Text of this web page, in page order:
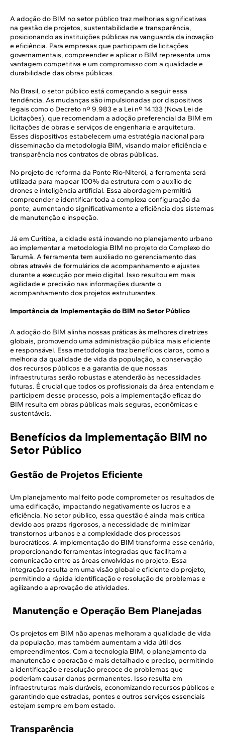
A adoção do BIM no setor público traz melhorias significativas
na gestão de projetos, sustentabilidade e transparência,
posicionando as instituições públicas na vanguarda da inovação
e eficiência. Para empresas que participam de licitações
governamentais, compreender e aplicar o BIM representa uma
vantagem competitiva e um compromisso com a qualidade e
durabilidade das obras públicas.
No Brasil, o setor público está começando a seguir essa
tendência. As mudanças são impulsionadas por dispositivos
legais como o Decreto nº 9.983 e a Lei nº 14.133 (Nova Lei de
Licitações), que recomendam a adoção preferencial da BIM em
licitações de obras e serviços de engenharia e arquitetura.
Esses dispositivos estabelecem uma estratégia nacional para
disseminação da metodologia BIM, visando maior eficiência e
transparência nos contratos de obras públicas.
No projeto de reforma da Ponte Rio-Niterói, a ferramenta será
utilizada para mapear 100% da estrutura com o auxílio de
drones e inteligência artificial. Essa abordagem permitirá
compreender e identificar toda a complexa configuração da
ponte, aumentando significativamente a eficiência dos sistemas
de manutenção e inspeção.
Já em Curitiba, a cidade está inovando no planejamento urbano
ao implementar a metodologia BIM no projeto do Complexo do
Tarumã. A ferramenta tem auxiliado no gerenciamento das
obras através de formulários de acompanhamento e ajustes
durante a execução por meio digital. Isso resultou em mais
agilidade e precisão nas informações durante o
acompanhamento dos projetos estruturantes.
Importância da Implementação do BIM no Setor Público
A adoção do BIM alinha nossas práticas às melhores diretrizes
globais, promovendo uma administração pública mais eficiente
e responsável. Essa metodologia traz benefícios claros, como a
melhoria da qualidade de vida da população, a conservação
dos recursos públicos e a garantia de que nossas
infraestruturas serão robustas e atenderão às necessidades
futuras. É crucial que todos os profissionais da área entendam e
participem desse processo, pois a implementação eficaz do
BIM resulta em obras públicas mais seguras, econômicas e
sustentáveis.
Benefícios da Implementação BIM no
Setor Público
Gestão de Projetos Eficiente
Um planejamento mal feito pode comprometer os resultados de
uma edificação, impactando negativamente os lucros e a
eficiência. No setor público, essa questão é ainda mais crítica
devido aos prazos rigorosos, a necessidade de minimizar
transtornos urbanos e a complexidade dos processos
burocráticos. A implementação do BIM transforma esse cenário,
proporcionando ferramentas integradas que facilitam a
comunicação entre as áreas envolvidas no projeto. Essa
integração resulta em uma visão global e eficiente do projeto,
permitindo a rápida identificação e resolução de problemas e
agilizando a aprovação de atividades.
Manutenção e Operação Bem Planejadas
Os projetos em BIM não apenas melhoram a qualidade de vida
da população, mas também aumentam a vida útil dos
empreendimentos. Com a tecnologia BIM, o planejamento da
manutenção e operação é mais detalhado e preciso, permitindo
a identificação e resolução precoce de problemas que
poderiam causar danos permanentes. Isso resulta em
infraestruturas mais duráveis, economizando recursos públicos e
garantindo que estradas, pontes e outros serviços essenciais
estejam sempre em bom estado.
Transparência